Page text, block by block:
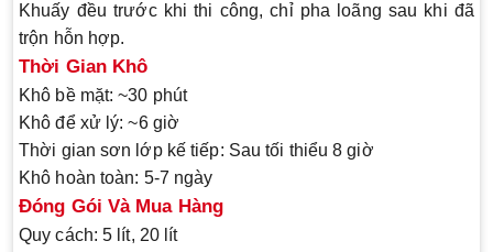
Khuấy đều trước khi thi công, chỉ pha loãng sau khi đã
trộn hỗn hợp.
Thời Gian Khô
Khô bề mặt: ~30 phút
Khô để xử lý: ~6 giờ
Thời gian sơn lớp kế tiếp: Sau tối thiểu 8 giờ
Khô hoàn toàn: 5-7 ngày
Đóng Gói Và Mua Hàng
Quy cách: 5 lít, 20 lít